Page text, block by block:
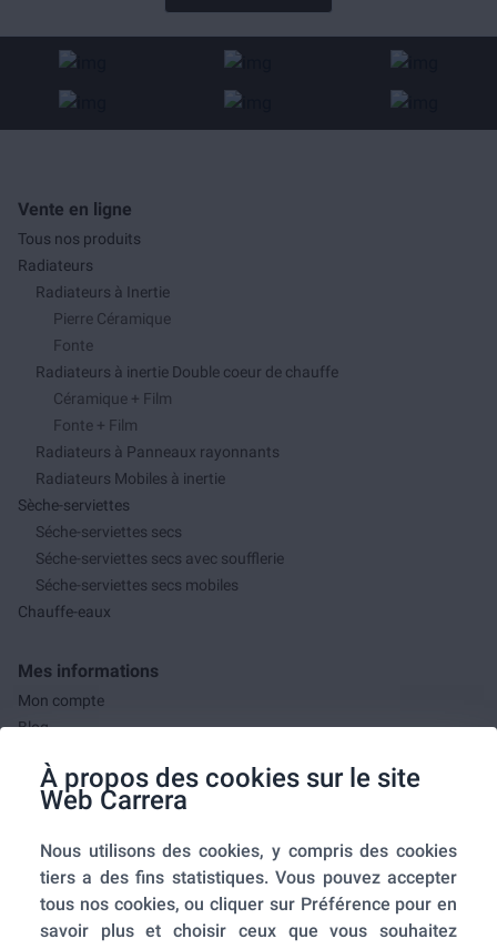
À propos des cookies sur le site
Web Carrera
Nous utilisons des cookies, y compris des cookies
tiers a des fins statistiques. Vous pouvez accepter
tous nos cookies, ou cliquer sur Préférence pour en
savoir plus et choisir ceux que vous souhaitez
Vente en ligne
Tous nos produits
Radiateurs
Radiateurs à Inertie
Pierre Céramique
Fonte
Radiateurs à inertie Double coeur de chauffe
Céramique + Film
Fonte + Film
Radiateurs à Panneaux rayonnants
Radiateurs Mobiles à inertie
Sèche-serviettes
Séche-serviettes secs
Séche-serviettes secs avec soufflerie
Séche-serviettes secs mobiles
Chauffe-eaux
Mes informations
Mon compte
Blog
Mes commandes
A propos de nous
A propos
Mentions légales
Conditions générales de ventes